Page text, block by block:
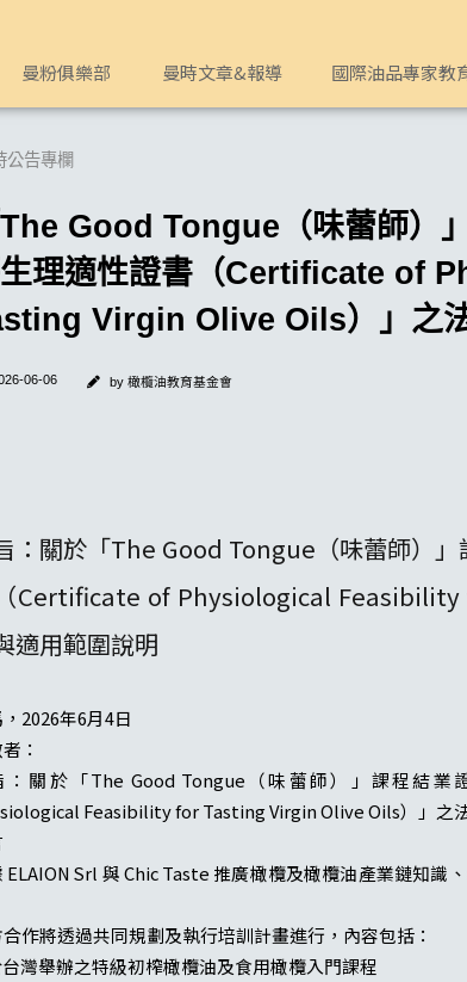
評生理適性證書（Certificate of Physiological
曼粉俱樂部 曼時文章&報導 國際油品專家教
公告專欄
The Good Tongue（味蕾師）
理適性證書（Certificate of
Virgin Olive Oils）」之
06-06 by 橄欖油教育基金會
：關於「The Good Tongue（味蕾師）
Certificate of Physiological
適用範圍說明
2026年6月4日
：
：關於「The Good Tongue（味蕾師）」課程結
Feasibility for Tasting Virgin Olive Oils）」之
ELAION Srl 與 Chic Taste 推廣橄欖及橄欖油產業鏈知
作將透過共同規劃及執行培訓計畫進行，內容包括：
台灣舉辦之特級初榨橄欖油及食用橄欖入門課程